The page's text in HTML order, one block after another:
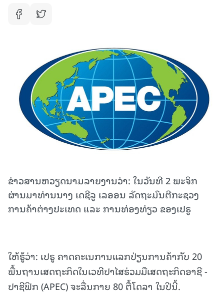
ຂ່າວສານຫວຽດນາມລາຍງານວ່າ: ໃນວັນທີ 2 ພະຈິກ
ຜ່ານມາທ່ານນາງ ເດຊີລູ ເລອອນ ລັດຖະມົນຕີກະຊວງ
ການຄ້າຕ່າງປະເທດ ແລະ ການທ່ອງທ່ຽວ ຂອງເປຣູ
ໃຫ້ຮູ້ວ່າ: ເປຣູ ຄາດຄະເນການແລກປ່ຽນການຄ້າກັບ 20
ພື້ນຖານເສດຖະກິດໃນເວທີປາໄສຮ່ວມມືເສດຖະກິດອາຊີ -
ປາຊີຟິກ (APEC) ຈະລື່ນກາຍ 80 ຕື້ໂດລາ ໃນປີນີ້.